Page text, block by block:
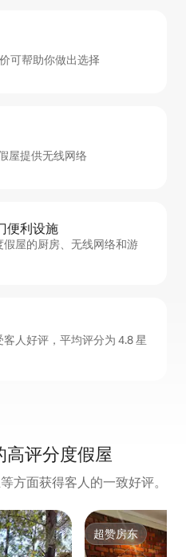
可帮助你做出选择
屋提供无线网络
便利设施
屋的厨房、无线网络和游
人好评，平均评分为 4.8 星
高评分度假屋
方面获得客人的一致好评。
超赞房东
超赞房东